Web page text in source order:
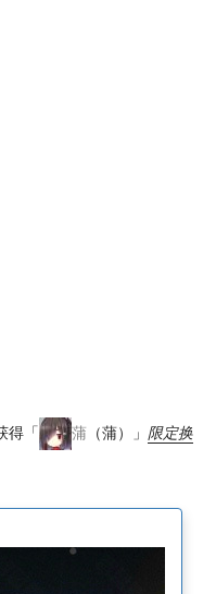
得「 蒲 （蒲）」 限定换
的也可以在wiki上玩哦。